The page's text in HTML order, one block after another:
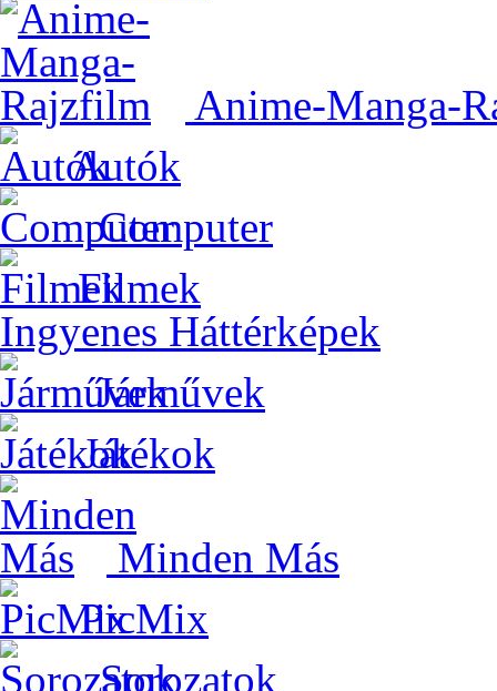
Anime-Manga-
Autók
Computer
Filmek
Ingyenes Háttérképek
Járművek
Játékok
Minden Más
PicMix
Sorozatok